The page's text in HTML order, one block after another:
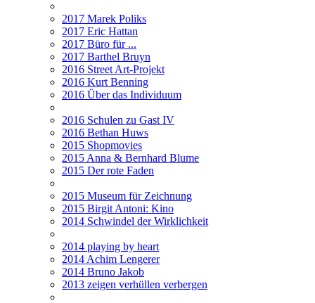
2017 Marek Poliks
2017 Eric Hattan
2017 Büro für ...
2017 Barthel Bruyn
2016 Street Art-Projekt
2016 Kurt Benning
2016 Über das Individuum
2016 Schulen zu Gast IV
2016 Bethan Huws
2015 Shopmovies
2015 Anna & Bernhard Blume
2015 Der rote Faden
2015 Museum für Zeichnung
2015 Birgit Antoni: Kino
2014 Schwindel der Wirklichkeit
2014 playing by heart
2014 Achim Lengerer
2014 Bruno Jakob
2013 zeigen verhüllen verbergen